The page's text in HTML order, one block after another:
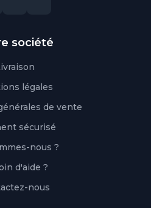
société
légales
de vente
sécurisé
nous ?
d'aide ?
nous